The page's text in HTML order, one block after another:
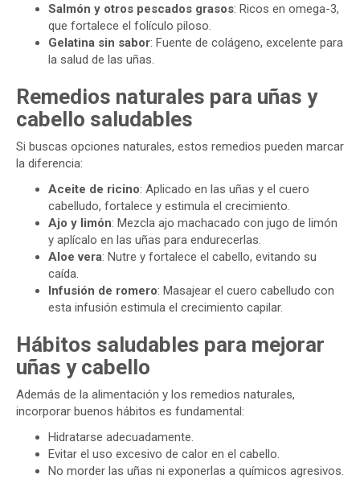
Salmón y otros pescados grasos: Ricos en omega-3,
que fortalece el folículo piloso.
Gelatina sin sabor: Fuente de colágeno, excelente para
la salud de las uñas.
Remedios naturales para uñas y
cabello saludables
Si buscas opciones naturales, estos remedios pueden marcar
la diferencia:
Aceite de ricino: Aplicado en las uñas y el cuero
cabelludo, fortalece y estimula el crecimiento.
Ajo y limón: Mezcla ajo machacado con jugo de limón
y aplícalo en las uñas para endurecerlas.
Aloe vera: Nutre y fortalece el cabello, evitando su
caída.
Infusión de romero: Masajear el cuero cabelludo con
esta infusión estimula el crecimiento capilar.
Hábitos saludables para mejorar
uñas y cabello
Además de la alimentación y los remedios naturales,
incorporar buenos hábitos es fundamental:
Hidratarse adecuadamente.
Evitar el uso excesivo de calor en el cabello.
No morder las uñas ni exponerlas a químicos agresivos.